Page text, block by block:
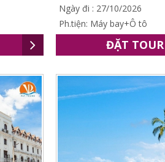
Ngày đi : 27/10/2026
Ph.tiện: Máy bay+Ô tô
ĐẶT TOUR